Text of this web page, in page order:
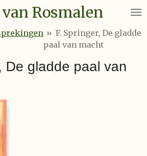
van Rosmalen
» F. Springer, De gladde
paal van macht
De gladde paal van